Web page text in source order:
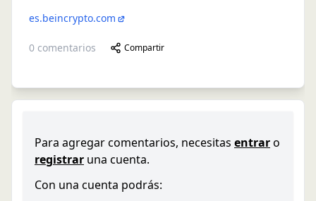
es.beincrypto.com
0 comentarios Compartir
Para agregar comentarios, necesitas entraro
registrar una cuenta.
Con una cuenta podrás: